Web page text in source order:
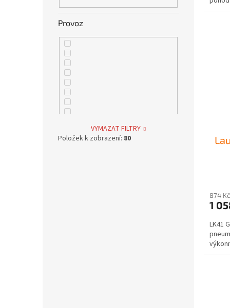
82 (475kg) 30
86 (530kg)
Provoz
VYMAZAT FILTRY
Položek k zobrazení: 80
874
1
LK41